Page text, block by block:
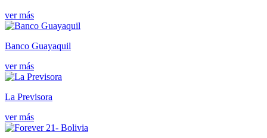
ver más
Banco Guayaquil
ver más
La Previsora
ver más